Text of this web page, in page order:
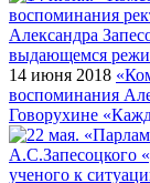
14 июня 2018
воспоминания
Говорухине